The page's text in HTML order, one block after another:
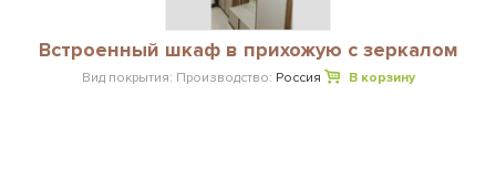
Встроенный шкаф в прихожую с зеркалом
Вид покрытия: Производство: Россия В корзину